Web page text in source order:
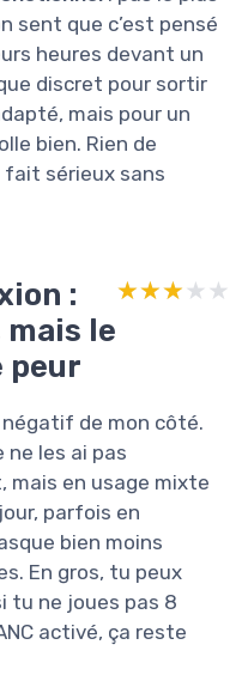
sent que c’est pensé
heures devant un
discret pour sortir
mais pour un
bien. Rien de
fait sérieux sans
:
mais le
peur
★★★★★
★★★★★
de mon côté.
ne les ai pas
mais en usage mixte
parfois en
bien moins
En gros, tu peux
tu ne joues pas 8
activé, ça reste